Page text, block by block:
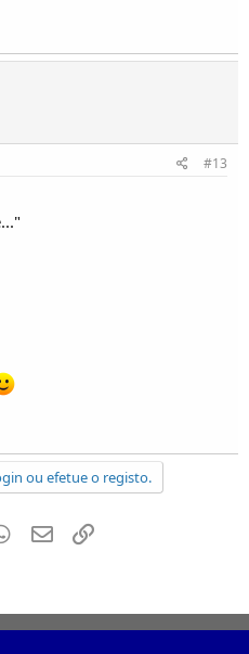
#13
ou efetue o registo.
Whatsapp
Email